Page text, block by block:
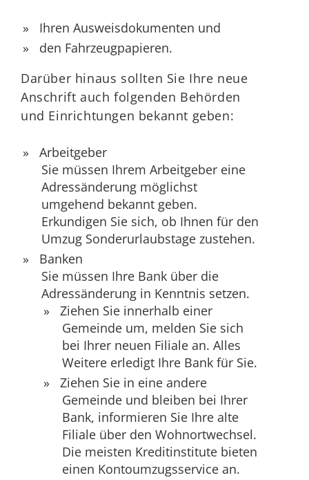
Ihren Ausweisdokumenten und
den Fahrzeugpapieren.
Darüber hinaus sollten Sie Ihre neue
Anschrift auch folgenden Behörden
und Einrichtungen bekannt geben:
Arbeitgeber
Sie müssen Ihrem Arbeitgeber eine
Adressänderung möglichst
umgehend bekannt geben.
Erkundigen Sie sich, ob Ihnen für den
Umzug Sonderurlaubstage zustehen.
Banken
Sie müssen Ihre Bank über die
Adressänderung in Kenntnis setzen.
Ziehen Sie innerhalb einer
Gemeinde um, melden Sie sich
bei Ihrer neuen Filiale an. Alles
Weitere erledigt Ihre Bank für Sie.
Ziehen Sie in eine andere
Gemeinde und bleiben bei Ihrer
Bank, informieren Sie Ihre alte
Filiale über den Wohnortwechsel.
Die meisten Kreditinstitute bieten
einen Kontoumzugsservice an.